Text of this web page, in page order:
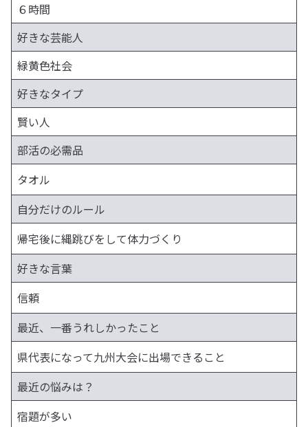
６時間
好きな芸能人
緑黄色社会
好きなタイプ
賢い人
部活の必需品
タオル
自分だけのルール
帰宅後に縄跳びをして体力づくり
好きな言葉
信頼
最近、一番うれしかったこと
県代表になって九州大会に出場できること
最近の悩みは？
宿題が多い